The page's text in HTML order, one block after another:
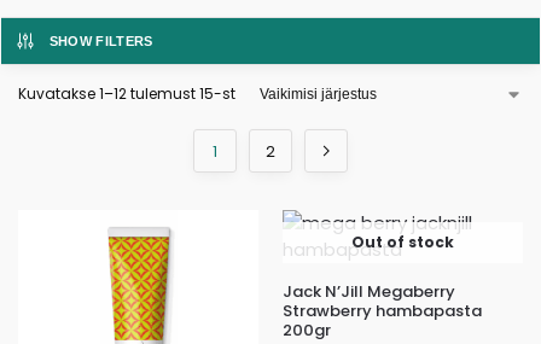
SHOW FILTERS
Kuvatakse 1–12 tulemust 15-st
1 2
Out of stock
Jack N’Jill Megaberry
Strawberry hambapasta
200gr